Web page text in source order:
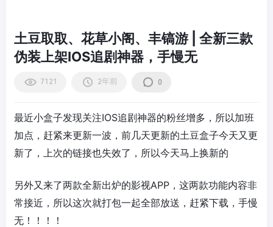
土豆取取、花草小阁、丰镐游 | 全新三款
伪装上架IOS追剧神器，手慢无
7121 2年前 0
最近小盒子发现关注IOS追剧神器的粉丝增多，所以加班
加点，赶紧来更新一波，前几天更新的土豆盒子今天又更
新了，上次的链接也失效了，所以今天马上换新的
另外又来了两款全新出炉的影视APP，这两款功能内容非
常接近，所以这次就打包一起全部放送，赶紧下载，手慢
无！！！！